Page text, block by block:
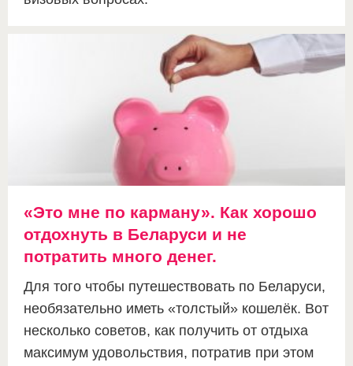
«Это мне по карману». Как хорошо
отдохнуть в Беларуси и не
потратить много денег.
Для того чтобы путешествовать по Беларуси,
необязательно иметь «толстый» кошелёк. Вот
несколько советов, как получить от отдыха
максимум удовольствия, потратив при этом